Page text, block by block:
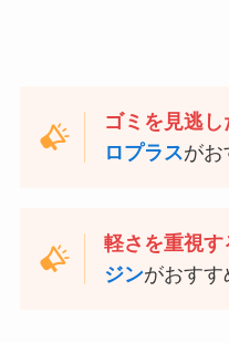
ゴミを見逃し
ロプラスがお
軽さを重視す
ジンがおすす